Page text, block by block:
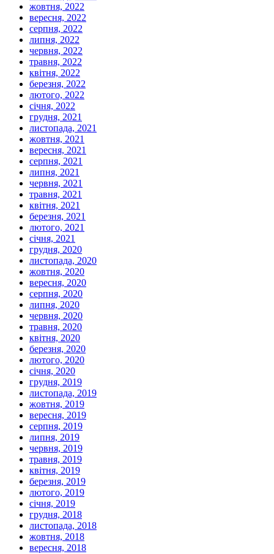
жовтня, 2022
вересня, 2022
серпня, 2022
липня, 2022
червня, 2022
травня, 2022
квітня, 2022
березня, 2022
лютого, 2022
січня, 2022
грудня, 2021
листопада, 2021
жовтня, 2021
вересня, 2021
серпня, 2021
липня, 2021
червня, 2021
травня, 2021
квітня, 2021
березня, 2021
лютого, 2021
січня, 2021
грудня, 2020
листопада, 2020
жовтня, 2020
вересня, 2020
серпня, 2020
липня, 2020
червня, 2020
травня, 2020
квітня, 2020
березня, 2020
лютого, 2020
січня, 2020
грудня, 2019
листопада, 2019
жовтня, 2019
вересня, 2019
серпня, 2019
липня, 2019
червня, 2019
травня, 2019
квітня, 2019
березня, 2019
лютого, 2019
січня, 2019
грудня, 2018
листопада, 2018
жовтня, 2018
вересня, 2018